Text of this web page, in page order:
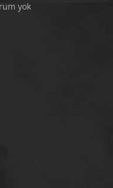
yok